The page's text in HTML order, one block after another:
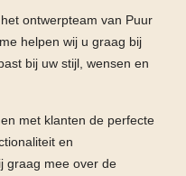
ontwerpteam van Puur
helpen wij u graag bij
bij uw stijl, wensen en
met klanten de perfecte
en
graag mee over de